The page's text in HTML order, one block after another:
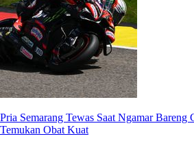
Pria Semarang Tewas Saat Ngamar
Temukan Obat Kuat